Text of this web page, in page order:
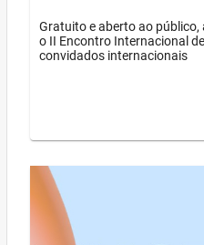
Gratuito e aberto ao
o II Encontro Internacional
convidados internacionais